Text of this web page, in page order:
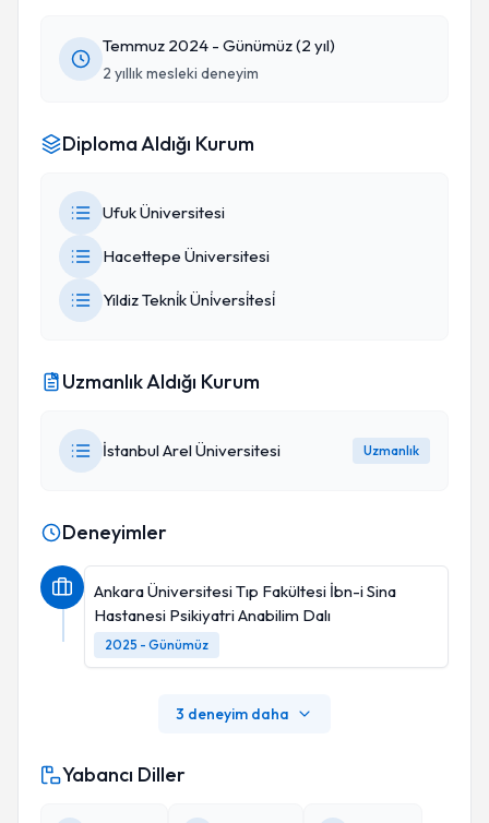
Temmuz 2024 - Günümüz (2 yıl)
2 yıllık mesleki deneyim
Diploma Aldığı Kurum
Ufuk Üniversitesi
Hacettepe Üniversitesi
Yildiz Tekni̇k Üni̇versi̇tesi̇
Uzmanlık Aldığı Kurum
İstanbul Arel Üniversitesi Uzmanlık
Deneyimler
Ankara Üniversitesi Tıp Fakültesi İbn-i Sina
Hastanesi Psikiyatri Anabilim Dalı
2025 - Günümüz
3 deneyim daha
Yabancı Diller